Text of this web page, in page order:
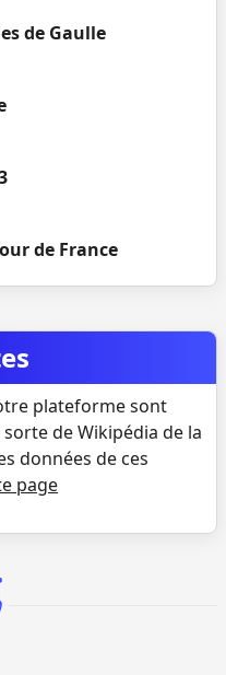
de Gaulle
de France
plateforme sont
de Wikipédia de la
données de ces
page